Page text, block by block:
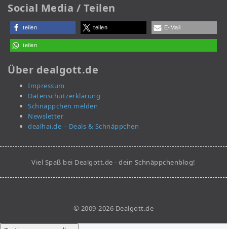
Social Media / Teilen
teilen teilen E-Mail
teilen
Über dealgott.de
Impressum
Datenschutzerklärung
Schnäppchen melden
Newsletter
dealhai.de – Deals & Schnäppchen
Viel Spaß bei Dealgott.de - dein Schnäppchenblog!
© 2009-2026 Dealgott.de